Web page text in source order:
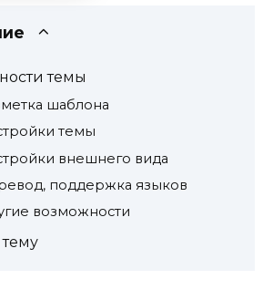
темы
шаблона
темы
внешнего вида
поддержка языков
возможности
тему